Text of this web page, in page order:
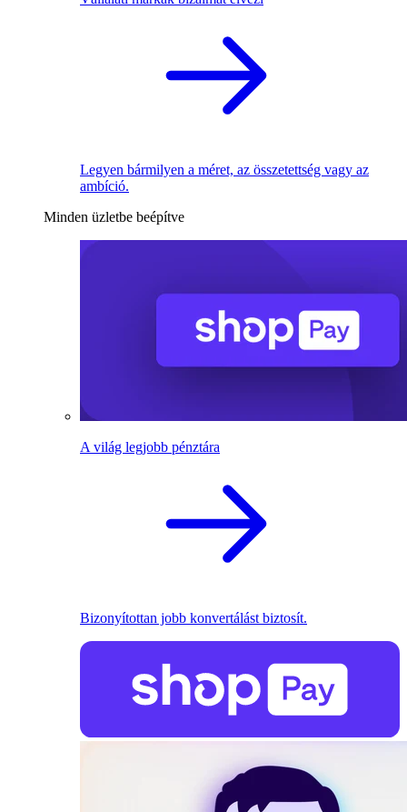
Legyen bármilyen a méret, az összetettség vagy az
ambíció.
Minden üzletbe beépítve
A világ legjobb pénztára
Bizonyítottan jobb konvertálást biztosít.